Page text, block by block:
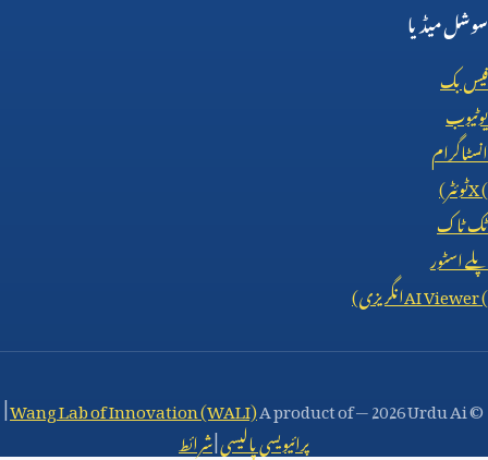
سوشل میڈیا
فیس بک
یوٹیوب
انسٹاگرام
X (ٹوئٹر)
ٹک ٹاک
پلے اسٹور
AI Viewer (انگریزی)
©
2026 Urdu Ai
—
A product of
Wang Lab of Innovation (WALI)
|
پرائیویسی پالیسی|شرائط